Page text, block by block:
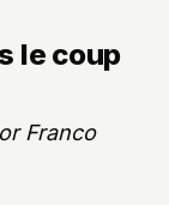
le coup
Franco